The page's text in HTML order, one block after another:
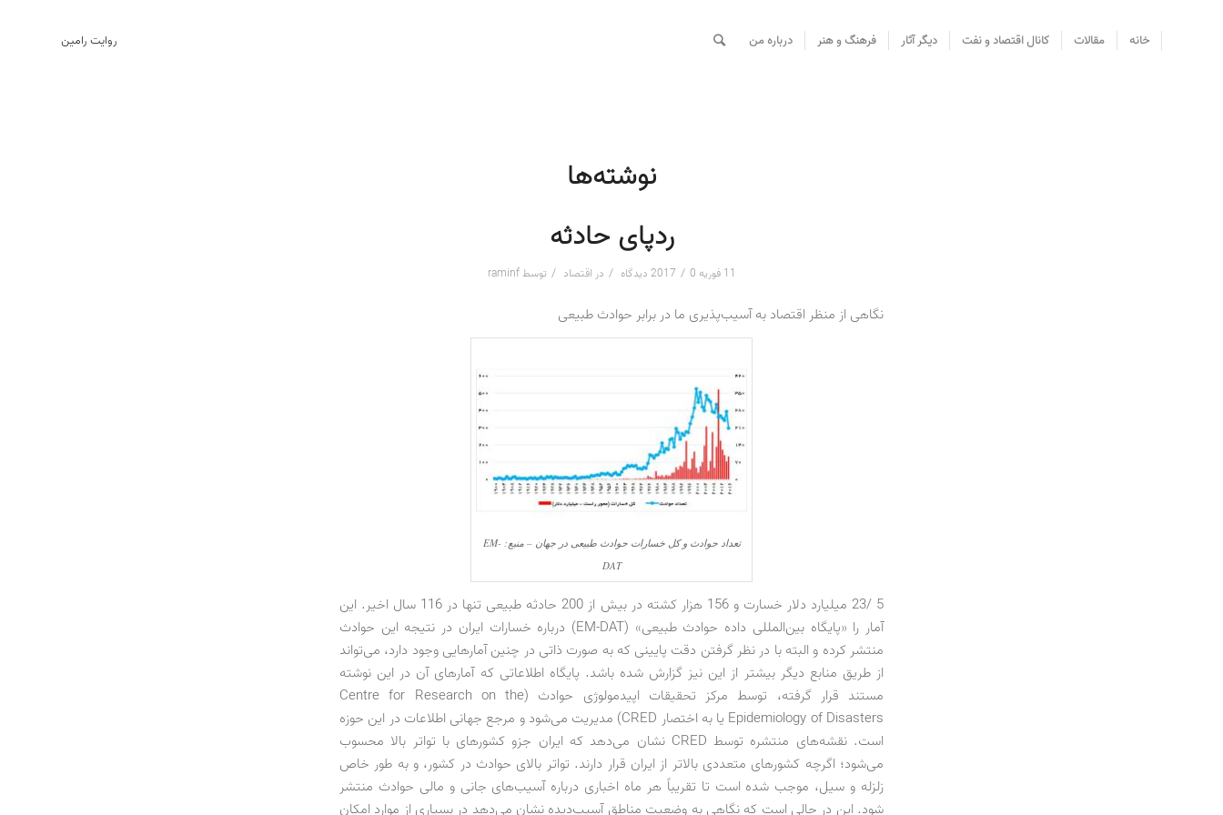
روایت رامین خانه مقالات کانال اقتصاد و نفت دیگر آثار فرهنگ و هنر درباره من
نوشته‌ها
ردپای حادثه
11 فوریه 2017 / 0 دیدگاه / در اقتصاد / توسطraminf
نگاهی از منظر اقتصاد به آسیب‌پذیری ما در برابر حوادث طبیعی
تعداد حوادث و کل خسارات حوادث طبیعی در جهان – منبع: EM-
DAT
5 /23 میلیارد دلار خسارت و 156 هزار کشته در بیش از 200 حادثه طبیعی تنها در 116 سال اخیر. این
آمار را «پایگاه بین‌المللی داده حوادث طبیعی» (EM-DAT) درباره خسارات ایران در نتیجه این حوادث
منتشر کرده و البته با در نظر گرفتن دقت پایینی که به صورت ذاتی در چنین آمارهایی وجود دارد، می‌تواند
از طریق منابع دیگر بیشتر از این نیز گزارش شده باشد. پایگاه اطلاعاتی که آمارهای آن در این نوشته
مستند قرار گرفته، توسط مرکز تحقیقات اپیدمولوژی حوادث (Centre for Research on the
Epidemiology of Disasters یا به اختصار CRED) مدیریت می‌شود و مرجع جهانی اطلاعات در این حوزه
است. نقشه‌های منتشره توسط CRED نشان می‌دهد که ایران جزو کشورهای با تواتر بالا محسوب
می‌شود؛ اگرچه کشورهای متعددی بالاتر از ایران قرار دارند. تواتر بالای حوادث در کشور، و به طور خاص
زلزله و سیل، موجب شده است تا تقریباً هر ماه اخباری درباره آسیب‌های جانی و مالی حوادث منتشر
شود. این در حالی است که نگاهی به وضعیت مناطق آسیب‌دیده نشان می‌دهد در بسیاری از موارد امکان